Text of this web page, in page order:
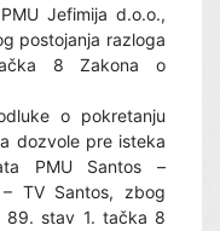
Jefimija d.o.o.,
postojanja razloga
8 Zakona o
o pokretanju
dozvole pre isteka
PMU Santos –
TV Santos, zbog
89. stav 1. tačka 8